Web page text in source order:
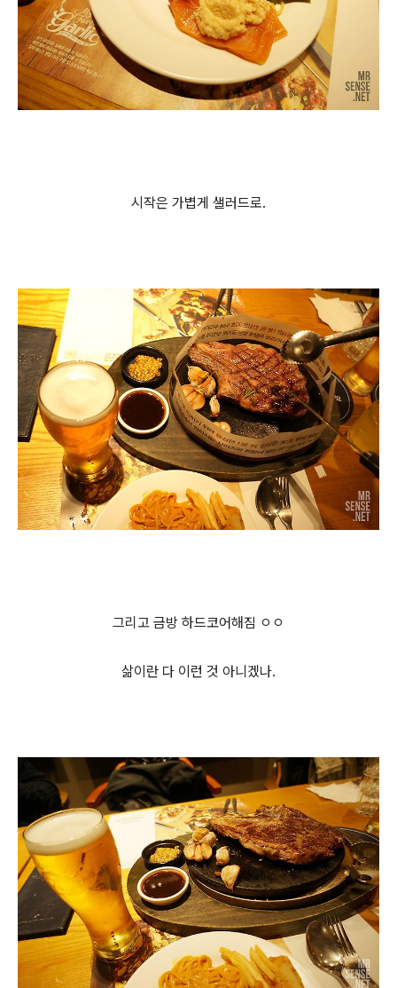
시작은 가볍게 샐러드로.
그리고 금방 하드코어해짐 ㅇㅇ
삶이란 다 이런 것 아니겠나.